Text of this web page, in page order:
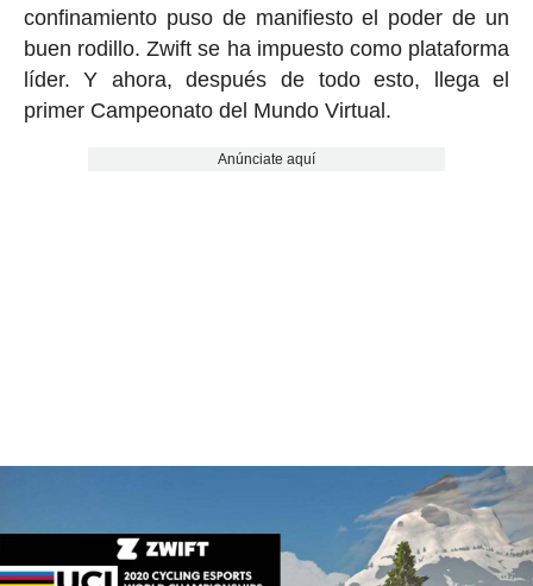
confinamiento puso de manifiesto el poder de un
buen rodillo. Zwift se ha impuesto como plataforma
líder. Y ahora, después de todo esto, llega el
primer Campeonato del Mundo Virtual.
Anúnciate aquí